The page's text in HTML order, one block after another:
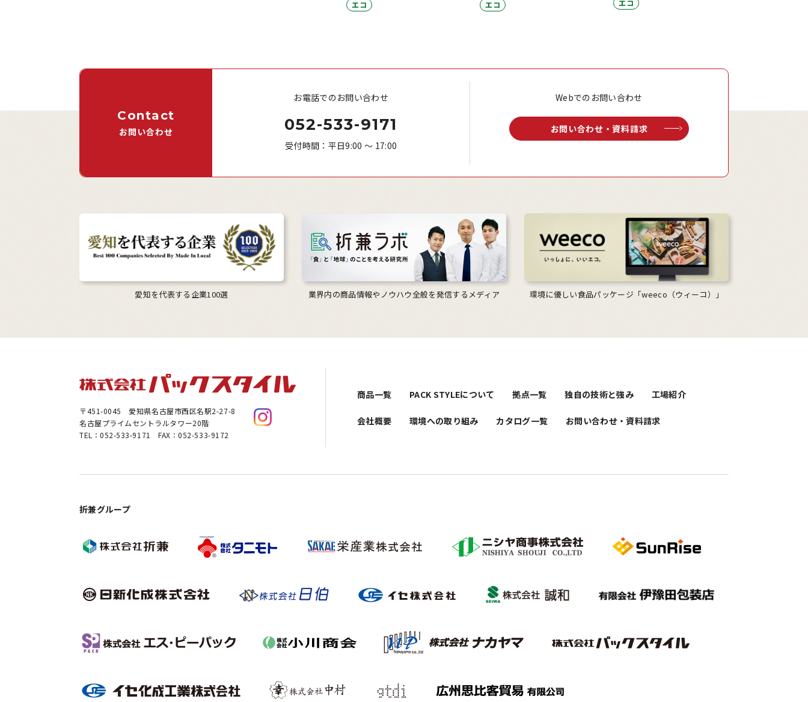
エコ エコ エコ
Contact
お問い合わせ
お電話でのお問い合わせ
052-533-9171
受付時間：平日9:00 ～ 17:00
Webでのお問い合わせ
お問い合わせ・資料請求
愛知を代表する企業100選 業界内の商品情報やノウハウ全般を発信するメディア 環境に優しい食品パッケージ「weeco（ウィーコ）」
〒451-0045 愛知県名古屋市西区名駅2-27-8
名古屋プライムセントラルタワー20階
TEL：052-533-9171 FAX：052-533-9172
商品一覧 PACK STYLEについて 拠点一覧 独自の技術と強み 工場紹介
会社概要 環境への取り組み カタログ一覧 お問い合わせ・資料請求
折兼グループ